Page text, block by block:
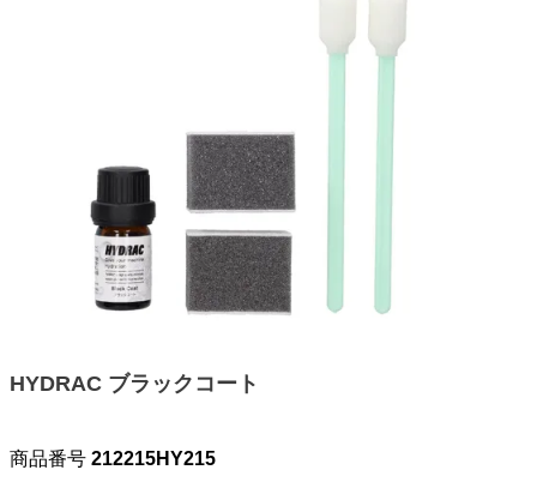
HYDRAC ブラックコート
商品番号 212215HY215